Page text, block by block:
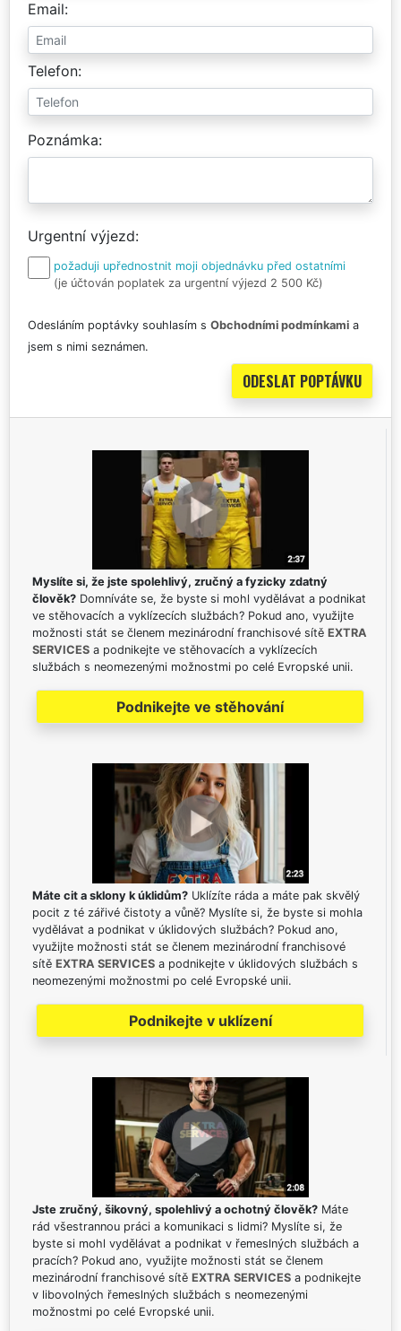
Email
Telefon
Poznámka
Urgentní výjezd
požaduji upřednostnit moji objednávku před ostatními
(je účtován poplatek za urgentní výjezd 2 500 Kč)
Odesláním poptávky souhlasím s Obchodními podmínkami a
jsem s nimi seznámen.
Myslíte si, že jste spolehlivý, zručný a fyzicky zdatný
člověk? Domníváte se, že byste si mohl vydělávat a podnikat
ve stěhovacích a vyklízecích službách? Pokud ano, využijte
možnosti stát se členem mezinárodní franchisové sítě EXTRA
SERVICES a podnikejte ve stěhovacích a vyklízecích
službách s neomezenými možnostmi po celé Evropské unii.
Podnikejte ve stěhování
Máte cit a sklony k úklidům? Uklízíte ráda a máte pak skvělý
pocit z té zářivé čistoty a vůně? Myslíte si, že byste si mohla
vydělávat a podnikat v úklidových službách? Pokud ano,
využijte možnosti stát se členem mezinárodní franchisové
sítě EXTRA SERVICES a podnikejte v úklidových službách s
neomezenými možnostmi po celé Evropské unii.
Podnikejte v uklízení
Jste zručný, šikovný, spolehlivý a ochotný člověk? Máte
rád všestrannou práci a komunikaci s lidmi? Myslíte si, že
byste si mohl vydělávat a podnikat v řemeslných službách a
pracích? Pokud ano, využijte možnosti stát se členem
mezinárodní franchisové sítě EXTRA SERVICES a podnikejte
v libovolných řemeslných službách s neomezenými
možnostmi po celé Evropské unii.